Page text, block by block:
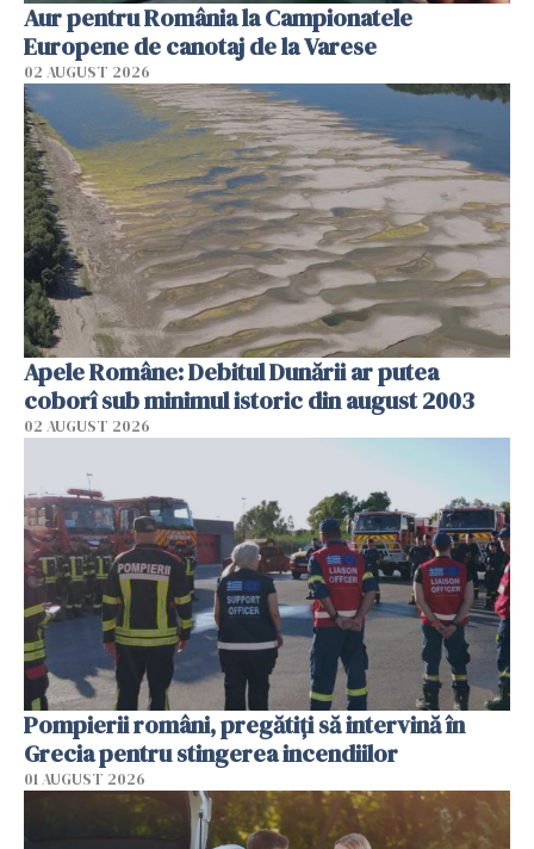
Aur pentru România la Campionatele
Europene de canotaj de la Varese
02 AUGUST 2026
Apele Române: Debitul Dunării ar putea
coborî sub minimul istoric din august 2003
02 AUGUST 2026
Pompierii români, pregătiţi să intervină în
Grecia pentru stingerea incendiilor
01 AUGUST 2026